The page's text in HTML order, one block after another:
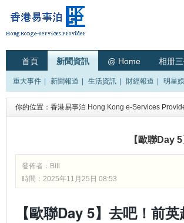
首頁 新聞資訊 @ Home 相册
重大事件 新聞報道 生活資訊 財經報道 明星
你的位置： 香港易事泊 Hong Kong e-Services
【歐聯Day
發佈者： Bill
時間：2025年11月25日 08:53
【歐聯Day 5】去吧！前